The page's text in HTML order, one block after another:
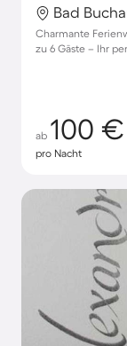
Bad
Charmante
zu 6 Gäste – Ihr
ab 100 €
pro Nacht